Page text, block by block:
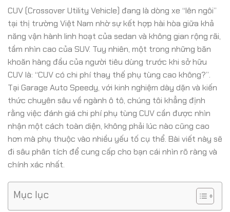
CUV (Crossover Utility Vehicle) đang là dòng xe “lên ngôi”
tại thị trường Việt Nam nhờ sự kết hợp hài hòa giữa khả
năng vận hành linh hoạt của sedan và không gian rộng rãi,
tầm nhìn cao của SUV. Tuy nhiên, một trong những băn
khoăn hàng đầu của người tiêu dùng trước khi sở hữu
CUV là: “CUV có chi phí thay thế phụ tùng cao không?”.
Tại Garage Auto Speedy, với kinh nghiệm dày dặn và kiến
thức chuyên sâu về ngành ô tô, chúng tôi khẳng định
rằng việc đánh giá chi phí phụ tùng CUV cần được nhìn
nhận một cách toàn diện, không phải lúc nào cũng cao
hơn mà phụ thuộc vào nhiều yếu tố cụ thể. Bài viết này sẽ
đi sâu phân tích để cung cấp cho bạn cái nhìn rõ ràng và
chính xác nhất.
Mục lục